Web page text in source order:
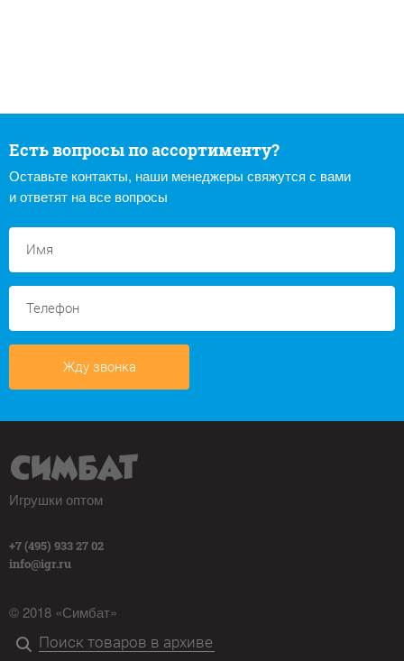
Есть вопросы по ассортименту?
Оставьте контакты, наши менеджеры свяжутся с вами
и ответят на все вопросы
Жду звонка
Игрушки оптом
+7 (495) 933 27 02
info@igr.ru
© 2018 «Симбат»